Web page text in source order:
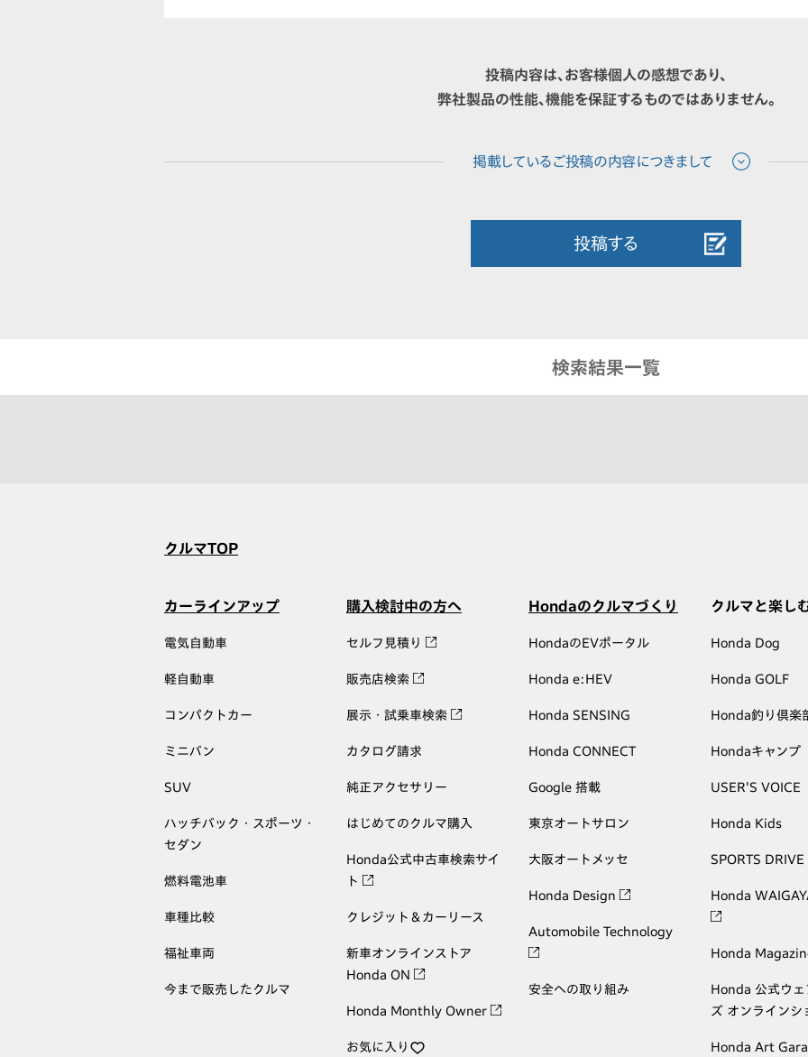
投稿内容は、お客様個人の感想であり、
弊社製品の性能、機能を保証するものではありません。
投稿する
検索結果一覧
クルマTOP
カーラインアップ
電気自動車
軽自動車
コンパクトカー
ミニバン
SUV
ハッチバック・スポーツ・
セダン
燃料電池車
車種比較
福祉車両
今まで販売したクルマ
購入検討中の方へ
セルフ見積り
販売店検索
展示・試乗車検索
カタログ請求
純正アクセサリー
はじめてのクルマ購入
Honda公式中古車検索サイ
ト
クレジット＆カーリース
新車オンラインストア
Honda ON
Honda Monthly Owner
お気に入り
Hondaのクルマづくり
HondaのEVポータル
Honda e:HEV
Honda SENSING
Honda CONNECT
Google 搭載
東京オートサロン
大阪オートメッセ
Honda Design
Automobile Technology
安全への取り組み
クルマと楽し
Honda Dog
Honda GOLF
Honda釣り倶楽
Hondaキャンプ
USER'S VOICE
Honda Kids
SPORTS DRIVE
Honda
Honda
Honda 公式ウェ
ズ オンラインシ
Honda Art